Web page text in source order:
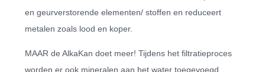
en geurverstorende elementen/ stoffen en reduceert
metalen zoals lood en koper.
MAAR de AlkaKan doet meer! Tijdens het filtratieproces
worden er ook mineralen aan het water toegevoegd,